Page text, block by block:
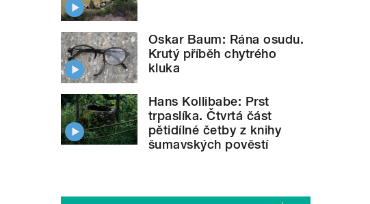
Oskar Baum: Rána osudu.
Krutý příběh chytrého
kluka
Hans Kollibabe: Prst
trpaslíka. Čtvrtá část
pětidílné četby z knihy
šumavských pověstí